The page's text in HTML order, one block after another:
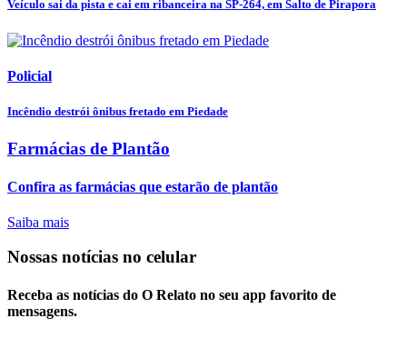
Veículo sai da pista e cai em ribanceira na SP-264, em Salto de Pirapora
Policial
Incêndio destrói ônibus fretado em Piedade
Farmácias de Plantão
Confira as farmácias que estarão de plantão
Saiba mais
Nossas notícias no celular
Receba as notícias do O Relato no seu app favorito de
mensagens.